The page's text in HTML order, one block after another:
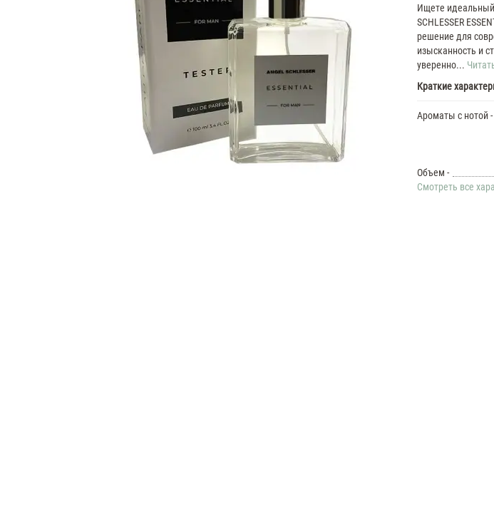
Essential
35
ML
Духи
мужскиеAngel
Essential
ML
Schlesser
Essential
Ищете идеальный
SCHLESSER
решение для
изысканность и
уверенно...
Краткие
Ароматы с нотой -
Объем -
Смотреть все